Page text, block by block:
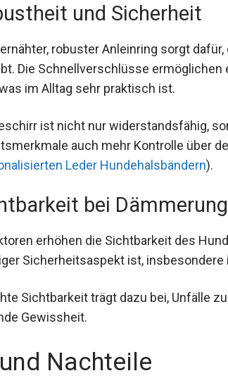
und Sicherheit
robuster Anleinring sorgt
Die Schnellverschlüsse
im Alltag sehr praktisch ist.
ist nicht nur widerstandsfähig,
auch mehr Kontrolle über
Leder Hundehalsbändern).
bei Dämmerung
erhöhen die Sichtbarkeit des
Sicherheitsaspekt ist,
Sichtbarkeit trägt dazu bei, Unfälle
Gewissheit.
Nachteile